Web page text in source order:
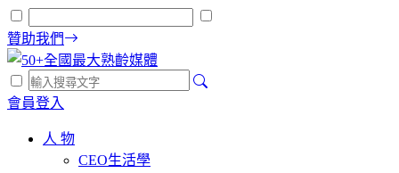
贊助我們
會員登入
人 物
CEO生活學